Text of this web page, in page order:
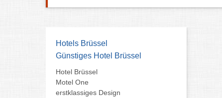
Hotels Brüssel
Günstiges Hotel Brüssel
Hotel Brüssel
Motel One
erstklassiges Design